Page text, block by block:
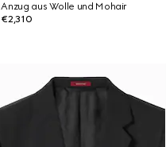
Anzug aus Wolle und Mohair
€2,310